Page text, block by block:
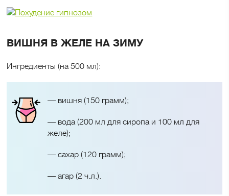
ВИШНЯ В ЖЕЛЕ НА ЗИМУ
Ингредиенты (на 500 мл):
— вишня (150 грамм);
— вода (200 мл для сиропа и 100 мл для
желе);
— сахар (120 грамм);
— агар (2 ч.л.).